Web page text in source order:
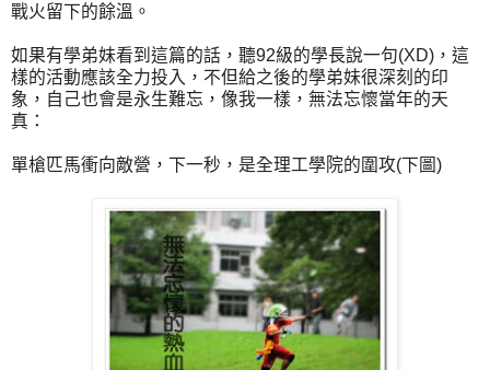
戰火留下的餘溫。
如果有學弟妹看到這篇的話，聽92級的學長說一句(XD)，這
樣的活動應該全力投入，不但給之後的學弟妹很深刻的印
象，自己也會是永生難忘，像我一樣，無法忘懷當年的天
真：
單槍匹馬衝向敵營，下一秒，是全理工學院的圍攻(下圖)